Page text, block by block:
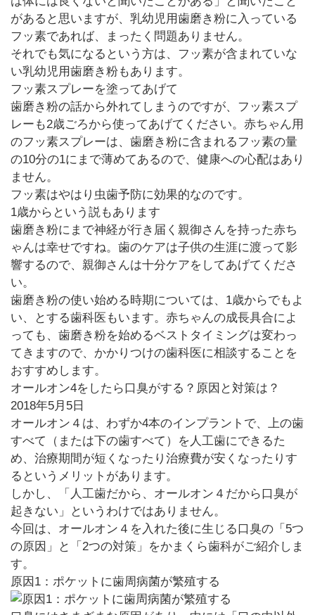
があると思いますが、乳幼児用歯磨き粉に入っている
フッ素であれば、まったく問題ありません。
それでも気になるという方は、フッ素が含まれていな
い乳幼児用歯磨き粉もあります。
フッ素スプレーを塗ってあげて
歯磨き粉の話から外れてしまうのですが、フッ素スプ
レーも2歳ごろから使ってあげてください。赤ちゃん用
のフッ素スプレーは、歯磨き粉に含まれるフッ素の量
の10分の1にまで薄めてあるので、健康への心配はあり
ません。
フッ素はやはり虫歯予防に効果的なのです。
1歳からという説もあります
歯磨き粉にまで神経が行き届く親御さんを持った赤ち
ゃんは幸せですね。歯のケアは子供の生涯に渡って影
響するので、親御さんは十分ケアをしてあげてくださ
い。
歯磨き粉の使い始める時期については、1歳からでもよ
い、とする歯科医もいます。赤ちゃんの成長具合によ
っても、歯磨き粉を始めるベストタイミングは変わっ
てきますので、かかりつけの歯科医に相談することを
おすすめします。
オールオン4をしたら口臭がする？原因と対策は？
2018年5月5日
オールオン４は、わずか4本のインプラントで、上の歯
すべて（または下の歯すべて）を人工歯にできるた
め、治療期間が短くなったり治療費が安くなったりす
るというメリットがあります。
しかし、「人工歯だから、オールオン４だから口臭が
起きない」というわけではありません。
今回は、オールオン４を入れた後に生じる口臭の「5つ
の原因」と「2つの対策」をかまくら歯科がご紹介しま
す。
原因1：ポケットに歯周病菌が繁殖する